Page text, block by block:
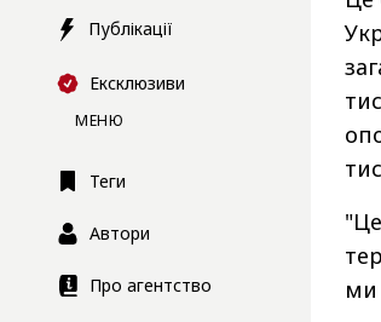
Публікації
Ексклюзиви
МЕНЮ
Теги
Автори
Про агентство
ми